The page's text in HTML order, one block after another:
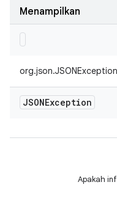
Menampilkan
org.json.JSONException
JSONException
Apakah